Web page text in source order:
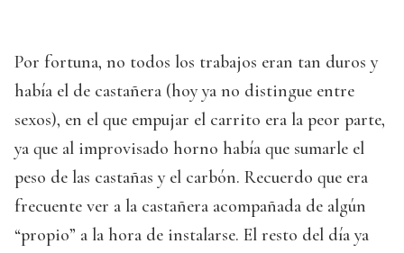
Por fortuna, no todos los trabajos eran tan duros y
había el de castañera (hoy ya no distingue entre
sexos), en el que empujar el carrito era la peor parte,
ya que al improvisado horno había que sumarle el
peso de las castañas y el carbón. Recuerdo que era
frecuente ver a la castañera acompañada de algún
“propio” a la hora de instalarse. El resto del día ya